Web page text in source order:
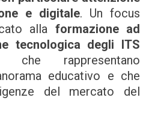
e digitale. Un focus
alla formazione ad
tecnologica degli ITS
rappresentano
educativo e che
del mercato del